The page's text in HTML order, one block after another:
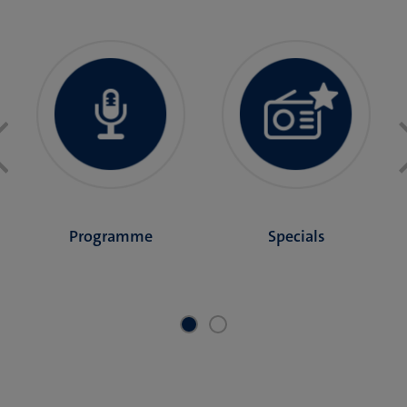
Programme Specials